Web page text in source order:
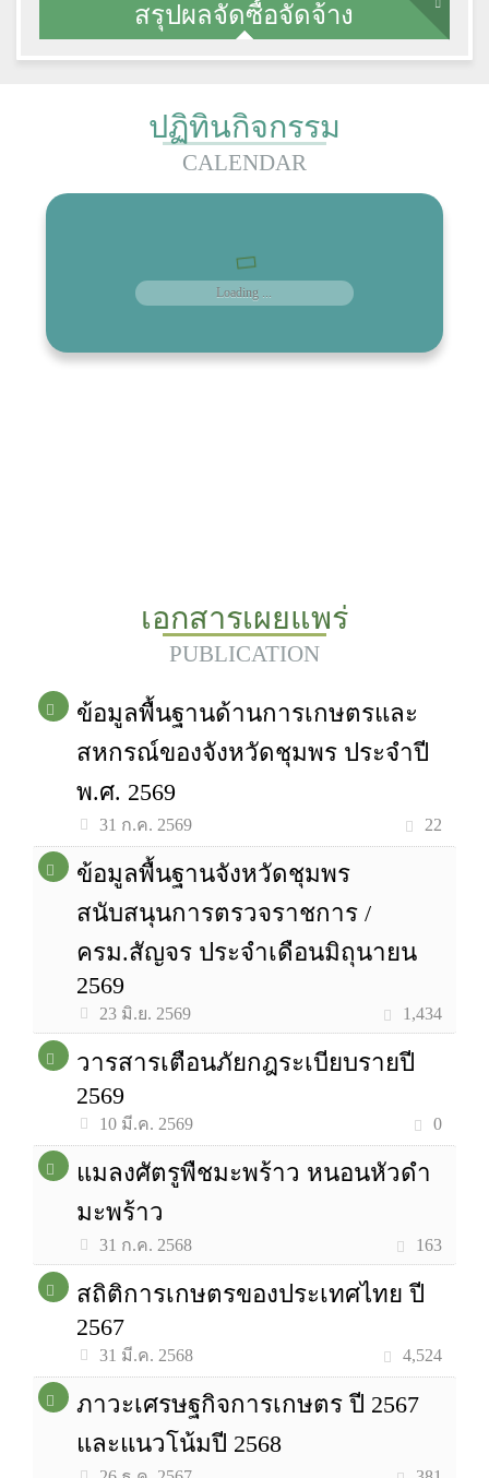
สรุปผลจัดซื้อจัดจ้าง
ปฏิทินกิจกรรม
CALENDAR
Loading ...
เอกสารเผยแพร่
PUBLICATION
ข้อมูลพื้นฐานด้านการเกษตรและ
สหกรณ์ของจังหวัดชุมพร ประจำปี
พ.ศ. 2569
31 ก.ค. 2569 22
ข้อมูลพื้นฐานจังหวัดชุมพร
สนับสนุนการตรวจราชการ /
ครม.สัญจร ประจำเดือนมิถุนายน
2569
23 มิ.ย. 2569 1,434
วารสารเตือนภัยกฎระเบียบรายปี
2569
10 มี.ค. 2569 0
แมลงศัตรูพืชมะพร้าว หนอนหัวดำ
มะพร้าว
31 ก.ค. 2568 163
สถิติการเกษตรของประเทศไทย ปี
2567
31 มี.ค. 2568 4,524
ภาวะเศรษฐกิจการเกษตร ปี 2567
และแนวโน้มปี 2568